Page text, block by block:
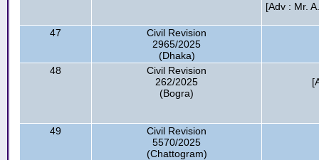
[Adv : Mr.
47
Civil Revision
2965/2025
(Dhaka)
48
Civil Revision
262/2025
(Bogra)
49
Civil Revision
5570/2025
(Chattogram)